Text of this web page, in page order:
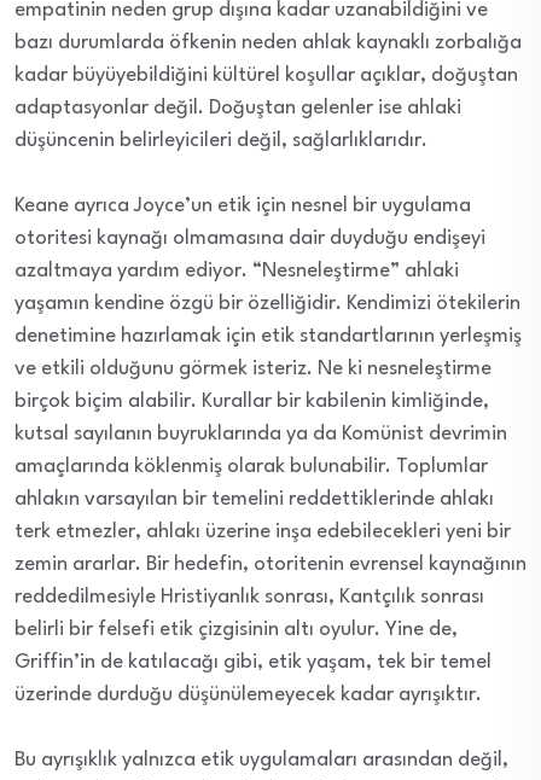
empatinin neden grup dışına kadar uzanabildiğini ve
bazı durumlarda öfkenin neden ahlak kaynaklı zorbalığa
kadar büyüyebildiğini kültürel koşullar açıklar, doğuştan
adaptasyonlar değil. Doğuştan gelenler ise ahlaki
düşüncenin belirleyicileri değil, sağlarlıklarıdır.
Keane ayrıca Joyce’un etik için nesnel bir uygulama
otoritesi kaynağı olmamasına dair duyduğu endişeyi
azaltmaya yardım ediyor. “Nesneleştirme” ahlaki
yaşamın kendine özgü bir özelliğidir. Kendimizi ötekilerin
denetimine hazırlamak için etik standartlarının yerleşmiş
ve etkili olduğunu görmek isteriz. Ne ki nesneleştirme
birçok biçim alabilir. Kurallar bir kabilenin kimliğinde,
kutsal sayılanın buyruklarında ya da Komünist devrimin
amaçlarında köklenmiş olarak bulunabilir. Toplumlar
ahlakın varsayılan bir temelini reddettiklerinde ahlakı
terk etmezler, ahlakı üzerine inşa edebilecekleri yeni bir
zemin ararlar. Bir hedefin, otoritenin evrensel kaynağının
reddedilmesiyle Hristiyanlık sonrası, Kantçılık sonrası
belirli bir felsefi etik çizgisinin altı oyulur. Yine de,
Griffin’in de katılacağı gibi, etik yaşam, tek bir temel
üzerinde durduğu düşünülemeyecek kadar ayrışıktır.
Bu ayrışıklık yalnızca etik uygulamaları arasından değil,